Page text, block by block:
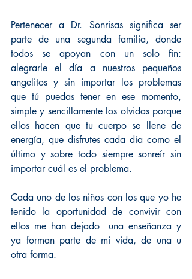
Pertenecer a Dr. Sonrisas significa ser
parte de una segunda familia, donde
todos se apoyan con un solo fin:
alegrarle el día a nuestros pequeños
angelitos y sin importar los problemas
que tú puedas tener en ese momento,
simple y sencillamente los olvidas porque
ellos hacen que tu cuerpo se llene de
energía, que disfrutes cada día como el
último y sobre todo siempre sonreír sin
importar cuál es el problema.
Cada uno de los niños con los que yo he
tenido la oportunidad de convivir con
ellos me han dejado  una enseñanza y
ya forman parte de mi vida, de una u
otra forma.